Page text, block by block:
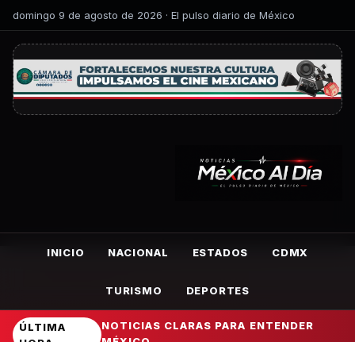
domingo 9 de agosto de 2026 · El pulso diario de México
INICIO NACIONAL ESTADOS CDMX
TURISMO DEPORTES
ÚLTIMA
NOTICIAS CLARAS PARA ENTENDER